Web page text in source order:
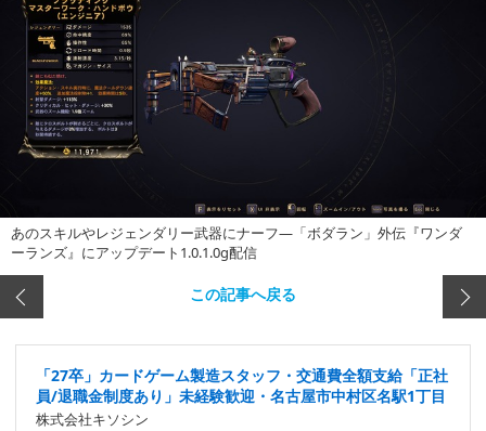
あのスキルやレジェンダリー武器にナーフ―「ボダラン」外伝『ワンダ
ーランズ』にアップデート1.0.1.0g配信
この記事へ戻る
「27卒」カードゲーム製造スタッフ・交通費全額支給「正社
員/退職金制度あり」未経験歓迎・名古屋市中村区名駅1丁目
株式会社キソシン